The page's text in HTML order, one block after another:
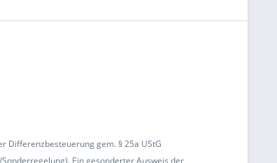
Differenzbesteuerung gem. § 25a UStG
Ein gesonderter Ausweis der